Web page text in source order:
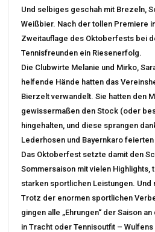
Und selbiges geschah mit Brezeln,
Weißbier. Nach der tollen Premiere
Zweitauflage des Oktoberfests bei
Tennisfreunden ein Riesenerfolg.
Die Clubwirte Melanie und Mirko,
helfende Hände hatten das
Bierzelt verwandelt. Sie hatten den
gewissermaßen den Stock (oder
hingehalten, und diese sprangen
Lederhosen und Bayernkaro
Das Oktoberfest setzte damit den
Sommersaison mit vielen Highlights,
starken sportlichen Leistungen.
Trotz der enormen sportlichen
gingen alle „Ehrungen“ der Saison
in Tracht oder Tennisoutfit –